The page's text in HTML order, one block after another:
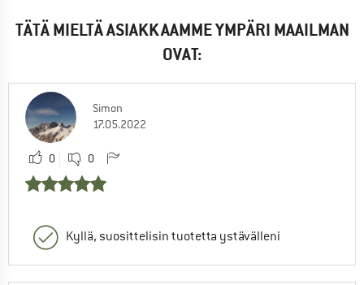
TÄTÄ MIELTÄ ASIAKKAAMME YMPÄRI MAAILMAN
OVAT:
Simon
17.05.2022
0 0
Kyllä, suosittelisin tuotetta ystävälleni